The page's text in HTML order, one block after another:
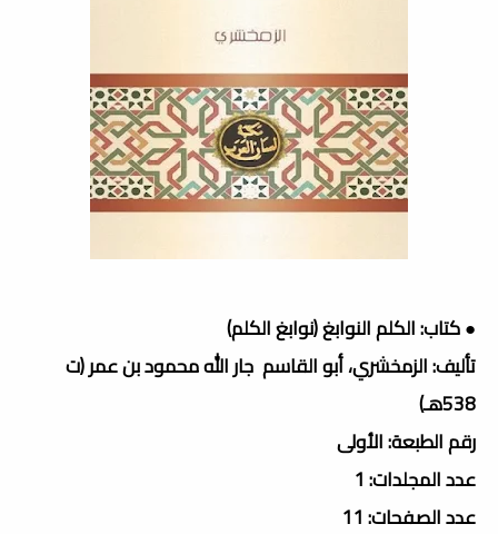
● كتاب: الكلم النوابغ (نوابغ الكلم)
تأليف: الزمخشري، أبو القاسم جار الله محمود بن عمر (ت
538هـ)
رقم الطبعة: الأولى
عدد المجلدات: 1
عدد الصفحات: 11